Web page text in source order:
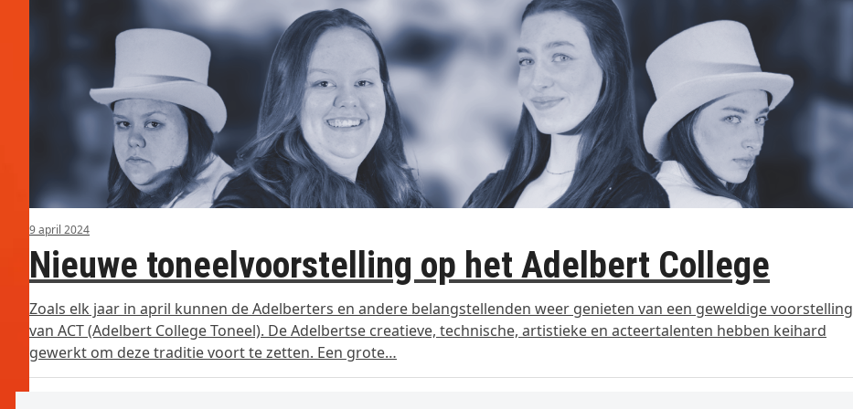
9 april 2024
Nieuwe toneelvoorstelling op het Adelbert College
Zoals elk jaar in april kunnen de Adelberters en andere belangstellenden weer genieten van een geweldige voorstelling
van ACT (Adelbert College Toneel). De Adelbertse creatieve, technische, artistieke en acteertalenten hebben keihard
gewerkt om deze traditie voort te zetten. Een grote…